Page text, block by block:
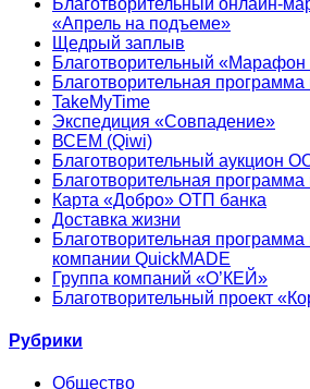
«Апрель на подъеме»
Щедрый заплыв
Благотворительный
Благотворительная
TakeMyTime
Экспедиция «Совпадение»
ВСЕМ (Qiwi)
Благотворительный аукцион
Благотворительная
Карта «Добро» ОТП банка
Доставка жизни
Благотворительная
компании QuickMADE
Группа компаний «О’КЕЙ»
Благотворительный проект
Рубрики
Общество